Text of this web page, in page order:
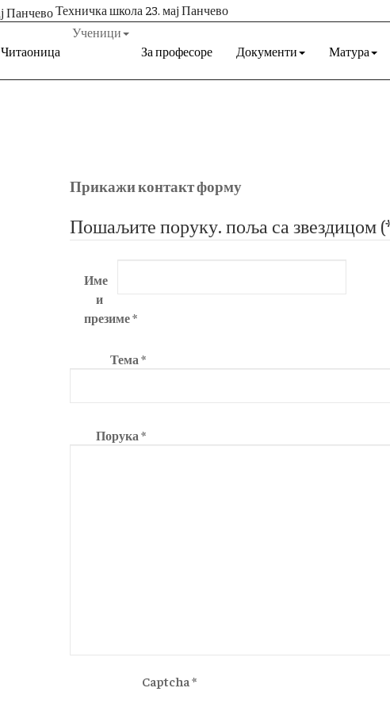
Техничка школа 23. мај Панчево
Читаоница
Ученици
За професоре
Документи Матура
Прикажи контакт форму
Пошаљите поруку. поља са звездицом
Име
и
презиме*
Тема *
Порука *
Captcha*